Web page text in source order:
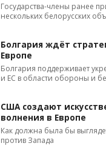
Государства-члены ранее
нескольких белорусских
Болгария ждёт
Европе
Болгария поддерживает
и ЕС в области обороны и
США создают
волнения в Европе
Как должна была бы
против Запада